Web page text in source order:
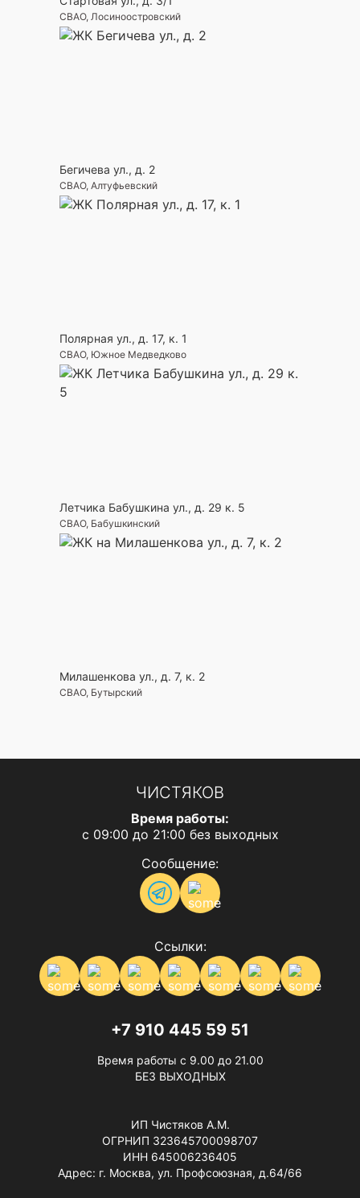
СВАО, Лосиноостровский
Бегичева ул., д. 2
СВАО, Алтуфьевский
Полярная ул., д. 17, к. 1
СВАО, Южное Медведково
Летчика Бабушкина ул., д. 29 к. 5
СВАО, Бабушкинский
Милашенкова ул., д. 7, к. 2
СВАО, Бутырский
ЧИСТЯКОВ
Время работы:
с 09:00 до 21:00 без выходных
Сообщение:
Ссылки:
+7 910 445 59 51
Время работы с 9.00 до 21.00
БЕЗ ВЫХОДНЫХ
ИП Чистяков А.М.
ОГРНИП 323645700098707
ИНН 645006236405
Адрес: г. Москва, ул. Профсоюзная, д.64/66